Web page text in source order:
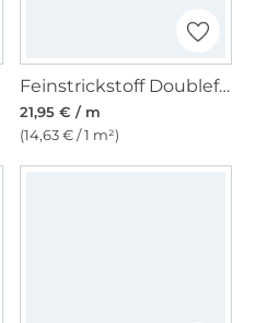
Feinstrickstoff Doubleface Stripes, weinrot
21,95 € / m
(14,63 € / 1 m²)